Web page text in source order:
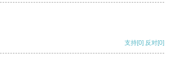
支持[0] 反对[0]